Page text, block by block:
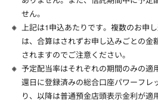
せん。
上記は1申込あたりです。複数のお申
は、合算はされずお申し込みごとの金
されますのでご注意ください。
予定配当率はそれぞれの期間のみの適
還日に登録済みの総合口座パワーフレ
り、以降は普通預金店頭表示金利が適